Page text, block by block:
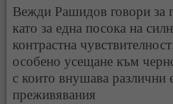
Вежди Рашидов говори за
като за една посока на
контрастна
особено усещане към
с които внушава различни
преживявания